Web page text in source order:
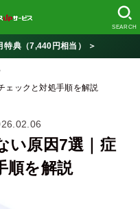
SEARCH
特典（7,440円相当） ＞
ェックと対処手順を解説
い原因7選｜症
順を解説